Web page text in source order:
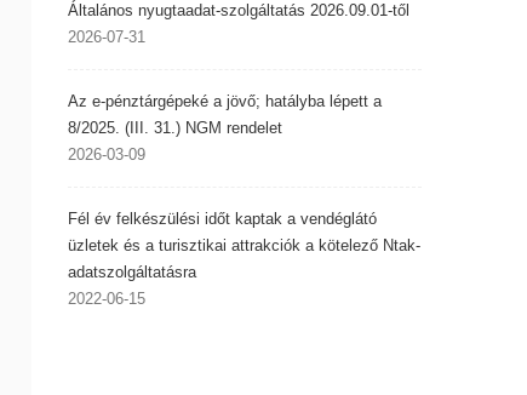
Általános nyugtaadat-szolgáltatás 2026.09.01-től
2026-07-31
Az e-pénztárgépeké a jövő; hatályba lépett a
8/2025. (III. 31.) NGM rendelet
2026-03-09
Fél év felkészülési időt kaptak a vendéglátó
üzletek és a turisztikai attrakciók a kötelező Ntak-
adatszolgáltatásra
2022-06-15